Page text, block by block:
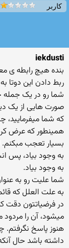
کاربر
iekdusti
بنده هیچ رابطه ی
ربط دادن این دوتا
شما رو در یک جمله
صورت هایی از یک
که شما
همینطور که عرض
بسیار تعجب
به وجود بیاد، پس
به وجود بیاد.
شما علیت رو به
به علت العلل که
در فرضیاتتون دقت
میشود، آن را مردود
هنوز پاسخ نگرفتم.
داشته باشد حال